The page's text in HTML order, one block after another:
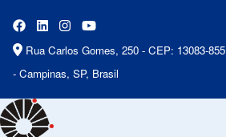
Rua Carlos Gomes, 250 - CEP: 13083-855
- Campinas, SP, Brasil